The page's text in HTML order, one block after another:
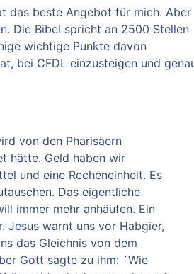
das beste Angebot für mich. Aber
Die Bibel spricht an 2500 Stellen
wichtige Punkte davon
bei CFDL einzusteigen und
von den Pharisäern
hätte. Geld haben wir
und eine Recheneinheit. Es
Das eigentliche
immer mehr anhäufen. Ein
Jesus warnt uns vor Habgier,
das Gleichnis von dem
Gott sagte zu ihm: `Wie